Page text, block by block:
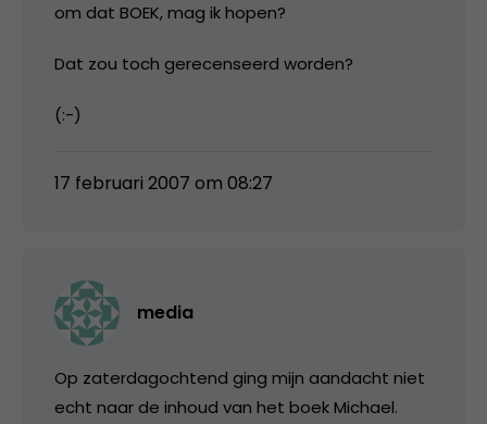
om dat BOEK, mag ik hopen?
Dat zou toch gerecenseerd worden?
(:-)
17 februari 2007 om 08:27
media
Op zaterdagochtend ging mijn aandacht niet
echt naar de inhoud van het boek Michael.